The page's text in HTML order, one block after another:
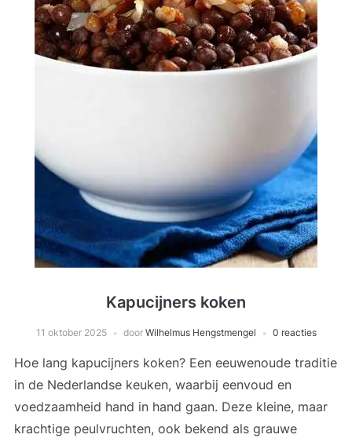
Kapucijners koken
11 oktober 2025 door Wilhelmus Hengstmengel 0 reacties
Hoe lang kapucijners koken? Een eeuwenoude traditie
in de Nederlandse keuken, waarbij eenvoud en
voedzaamheid hand in hand gaan. Deze kleine, maar
krachtige peulvruchten, ook bekend als grauwe